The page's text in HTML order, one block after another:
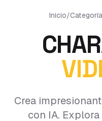
Inicio/
Crea
con IA.